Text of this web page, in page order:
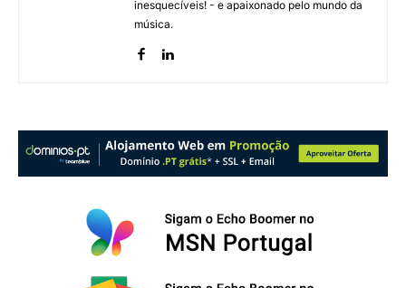
inesquecíveis! - e apaixonado pelo mundo da
música.